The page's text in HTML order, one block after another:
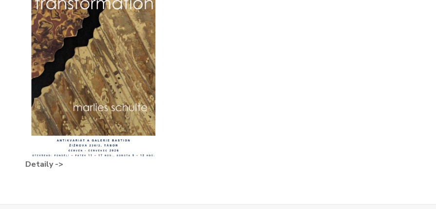
Detaily ->